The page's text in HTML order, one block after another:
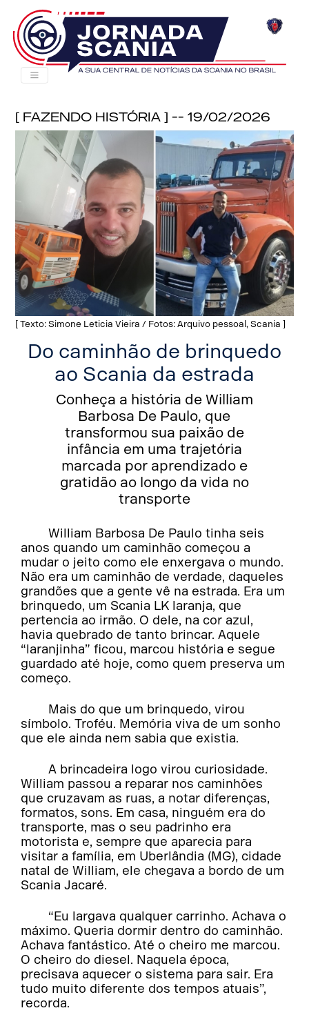
[ Fazendo História ] -- 19/02/2026
[ Texto: Simone Leticia Vieira / Fotos: Arquivo pessoal, Scania ]
Do caminhão de brinquedo
ao Scania da estrada
Conheça a história de William
Barbosa De Paulo, que
transformou sua paixão de
infância em uma trajetória
marcada por aprendizado e
gratidão ao longo da vida no
transporte
William Barbosa De Paulo tinha seis
anos quando um caminhão começou a
mudar o jeito como ele enxergava o mundo.
Não era um caminhão de verdade, daqueles
grandões que a gente vê na estrada. Era um
brinquedo, um Scania LK laranja, que
pertencia ao irmão. O dele, na cor azul,
havia quebrado de tanto brincar. Aquele
“laranjinha” ficou, marcou história e segue
guardado até hoje, como quem preserva um
começo.
Mais do que um brinquedo, virou
símbolo. Troféu. Memória viva de um sonho
que ele ainda nem sabia que existia.
A brincadeira logo virou curiosidade.
William passou a reparar nos caminhões
que cruzavam as ruas, a notar diferenças,
formatos, sons. Em casa, ninguém era do
transporte, mas o seu padrinho era
motorista e, sempre que aparecia para
visitar a família, em Uberlândia (MG), cidade
natal de William, ele chegava a bordo de um
Scania Jacaré.
“Eu largava qualquer carrinho. Achava o
máximo. Queria dormir dentro do caminhão.
Achava fantástico. Até o cheiro me marcou.
O cheiro do diesel. Naquela época,
precisava aquecer o sistema para sair. Era
tudo muito diferente dos tempos atuais”,
recorda.